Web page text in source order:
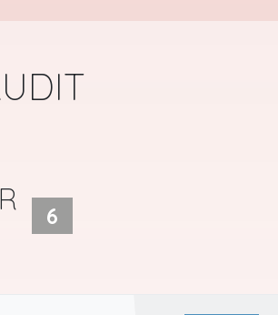
6